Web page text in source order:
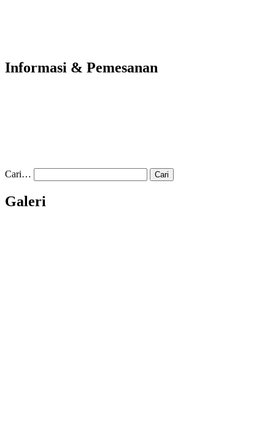
Informasi & Pemesanan
Cari…
Galeri